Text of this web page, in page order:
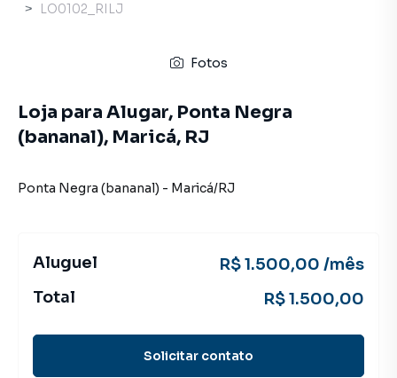
LO0102_RILJ
Fotos
Loja para Alugar, Ponta Negra
(bananal), Maricá, RJ
Ponta Negra (bananal) - Maricá/RJ
Aluguel
R$ 1.500,00 /mês
Total
R$ 1.500,00
Solicitar contato